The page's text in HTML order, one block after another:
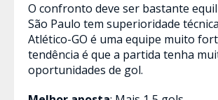
O confronto deve ser bastante
São Paulo tem superioridade
Atlético-GO é uma equipe muito
tendência é que a partida tenha
oportunidades de gol.